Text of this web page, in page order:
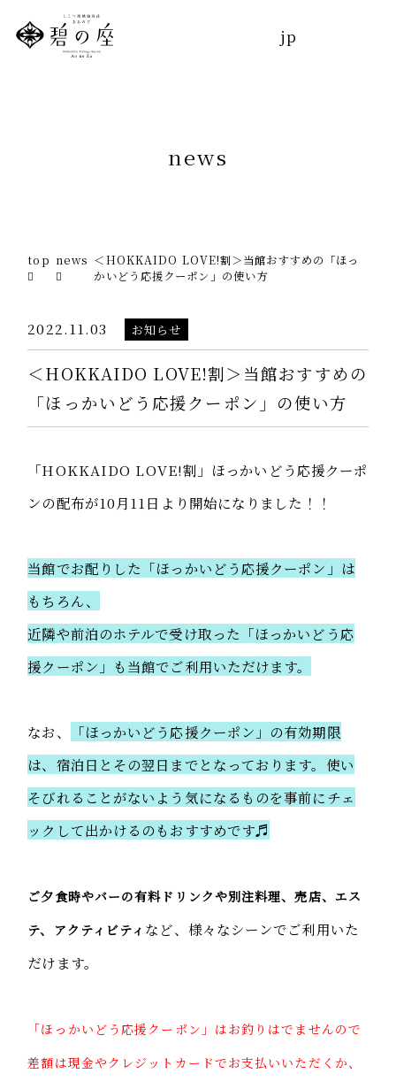
jp
news
top news ＜HOKKAIDO LOVE!割＞当館おすすめの「ほっ
かいどう応援クーポン」の使い方
2022.11.03 お知らせ
＜HOKKAIDO LOVE!割＞当館おすすめの
「ほっかいどう応援クーポン」の使い方
「HOKKAIDO LOVE!割」ほっかいどう応援クーポ
ンの配布が10月11日より開始になりました！！
当館でお配りした「ほっかいどう応援クーポン」は
もちろん、
近隣や前泊のホテルで受け取った「ほっかいどう応
援クーポン」も当館でご利用いただけます。
なお、
「ほっかいどう応援クーポン」の有効期限
は、宿泊日とその翌日までとなっております。使い
そびれることがないよう気になるものを事前にチェ
ックして出かけるのもおすすめです♬
ご夕食時やバーの有料ドリンクや別注料理、売店、エス
テ、アクティビティ など、様々なシーンでご利用いた
だけます。
「ほっかいどう応援クーポン」はお釣りはでませんので
差額は現金やクレジットカードでお支払いいただくか、
お部屋
エステトリートメント
アクセス
よくあるご質問
送迎バス予約フォーム 宿泊約款